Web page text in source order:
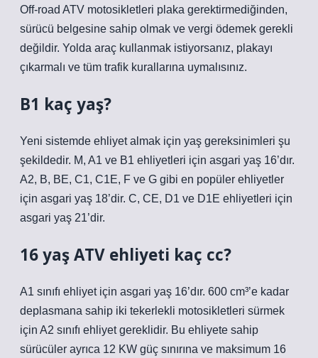
Off-road ATV motosikletleri plaka gerektirmediğinden,
sürücü belgesine sahip olmak ve vergi ödemek gerekli
değildir. Yolda araç kullanmak istiyorsanız, plakayı
çıkarmalı ve tüm trafik kurallarına uymalısınız.
B1 kaç yaş?
Yeni sistemde ehliyet almak için yaş gereksinimleri şu
şekildedir. M, A1 ve B1 ehliyetleri için asgari yaş 16’dır.
A2, B, BE, C1, C1E, F ve G gibi en popüler ehliyetler
için asgari yaş 18’dir. C, CE, D1 ve D1E ehliyetleri için
asgari yaş 21’dir.
16 yaş ATV ehliyeti kaç cc?
A1 sınıfı ehliyet için asgari yaş 16’dır. 600 cm³’e kadar
deplasmana sahip iki tekerlekli motosikletleri sürmek
için A2 sınıfı ehliyet gereklidir. Bu ehliyete sahip
sürücüler ayrıca 12 KW güç sınırına ve maksimum 16